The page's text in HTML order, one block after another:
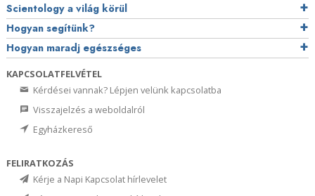
Scientology a világ körül
Hogyan segítünk?
Hogyan maradj egészséges
KAPCSOLATFELVÉTEL
Kérdései vannak? Lépjen velünk kapcsolatba
Visszajelzés a weboldalról
Egyházkereső
FELIRATKOZÁS
Kérje a Napi Kapcsolat hírlevelet